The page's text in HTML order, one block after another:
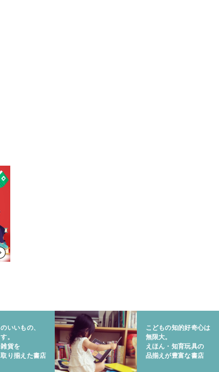
いいもの、
。
貨を
り揃えた書店
こどもの知的好奇心は
無限大。
えほん・知育玩具の
品揃えが豊富な書店